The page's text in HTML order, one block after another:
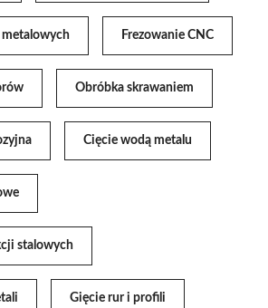
metalowych Frezowanie CNC
Obróbka skrawaniem
Cięcie wodą metalu
stalowych
Gięcie rur i profili